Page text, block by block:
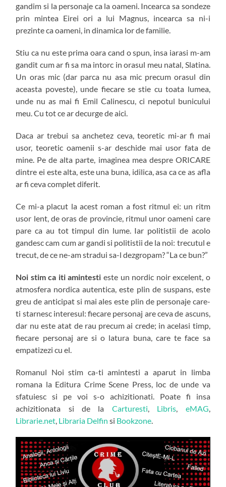
gandim si la personaje ca la oameni. Incearca sa sondeze
prin mintea Eirei ori a lui Magnus, incearca sa ni-i
prezinte ca oameni, in dinamica lor de familie.
Stiu ca nu este prima oara cand o spun, insa iarasi m-am
gandit cum ar fi sa ma intorc in orasul meu natal, Slatina.
Un oras mic (dar parca nu asa mic precum orasul din
aceasta poveste), unde fiecare se stie cu toata lumea,
unde nu as mai fi Emil Calinescu, ci nepotul bunicului
meu. Cu tot ce ar decurge de aici.
Daca ar trebui sa anchetez ceva, teoretic mi-ar fi mai
usor, teoretic oamenii s-ar deschide mai usor fata de
mine. Pe de alta parte, imaginea mea despre ORICARE
dintre ei este alta, este una buna, idilica, asa ca ce as afla
ar fi ceva complet diferit.
Ce mi-a placut la acest roman a fost ritmul ei: un ritm
usor lent, de oras de provincie, ritmul unor oameni care
pare ca au tot timpul din lume. Iar politistii de acolo
gandesc cam cum ar gandi si politistii de la noi: trecutul e
trecut, de ce ne-am stradui sa-l dezgropam? “La ce bun?”
Noi stim ca iti amintesti este un nordic noir excelent, o
atmosfera nordica autentica, este plin de suspans, este
greu de anticipat si mai ales este plin de personaje care-
ti starnesc interesul: fiecare personaj are ceva de ascuns,
dar nu este atat de rau precum ai crede; in acelasi timp,
fiecare personaj are si o latura buna, care te face sa
empatizezi cu el.
Romanul Noi stim ca-ti amintesti a aparut in limba
romana la Editura Crime Scene Press, loc de unde va
sfatuiesc si pe voi s-o achizitionati. Poate fi insa
achizitionata si de la Carturesti, Libris, eMAG,
Librarie.net, Libraria Delfin si Bookzone.